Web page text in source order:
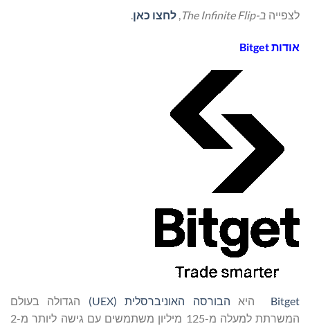
לצפייה ב- The Infinite Flip
, לחצו כאן.
אודותBitget
Bitget היא הבורסה האוניברסלית (UEX)
הגדולה בעולם
המשרתת למעלה מ-125 מיליון משתמשים עם גישה ליותר מ-2